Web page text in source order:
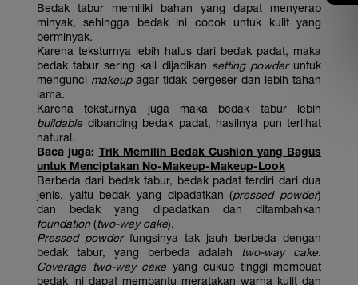
Bedak tabur memiliki bahan yang dapat menyerap
minyak, sehingga bedak ini cocok untuk kulit yang
berminyak.
Karena teksturnya lebih halus dari bedak padat, maka
bedak tabur sering kali dijadikan setting powderuntuk
mengunci makeupagar tidak bergeser dan lebih tahan
lama.
Karena teksturnya juga maka bedak tabur lebih
buildable dibanding bedak padat, hasilnya pun terlihat
natural.
Baca juga: Trik Memilih Bedak Cushion yang Bagus
untuk Menciptakan No-Makeup-Makeup-Look
Berbeda dari bedak tabur, bedak padat terdiri dari dua
jenis, yaitu bedak yang dipadatkan (pressed powder)
dan bedak yang dipadatkan dan ditambahkan
foundation (two-way cake).
Pressed powderfungsinya tak jauh berbeda dengan
bedak tabur, yang berbeda adalah two-way cake.
Coverage two-way cake yang cukup tinggi membuat
bedak ini dapat membantu meratakan warna kulit dan